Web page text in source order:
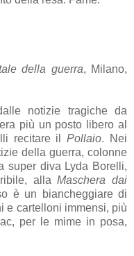
della guerra, Milano,
notizie tragiche da
più un posto libero al
recitare ilPollaio. Nei
della guerra, colonne
super diva Lyda Borelli,
allaMaschera dai
è un biancheggiare di
e cartelloni immensi, più
per le mime in posa,